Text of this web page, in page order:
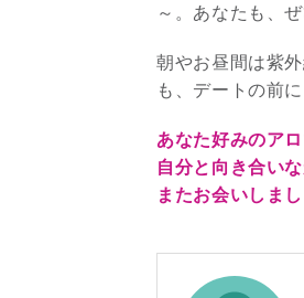
～。あなたも、
朝やお昼間は紫
も、デートの前
あなた好みのア
自分と向き合い
またお会いしまし